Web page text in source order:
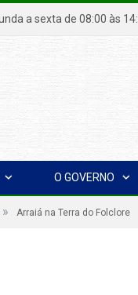
a sexta de 08:00
O GOVERNO
» Arraiá na Terra do Folclore